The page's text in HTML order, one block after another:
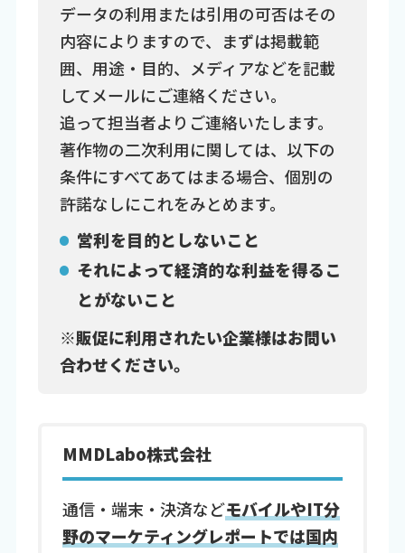
データの利用または引用の可否はその
内容によりますので、まずは掲載範
囲、用途・目的、メディアなどを記載
してメールにご連絡ください。
追って担当者よりご連絡いたします。
著作物の二次利用に関しては、以下の
条件にすべてあてはまる場合、個別の
許諾なしにこれをみとめます。
営利を目的としないこと
それによって経済的な利益を得るこ
とがないこと
※販促に利用されたい企業様はお問い
合わせください。
MMDLabo株式会社
通信・端末・決済などモバイルやIT分
野のマーケティングレポートでは国内